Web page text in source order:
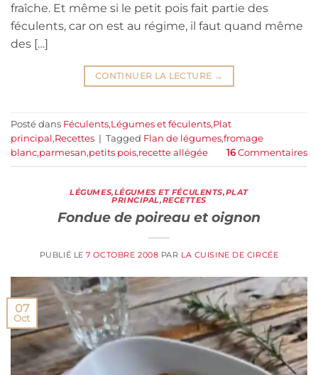
fraîche. Et même si le petit pois fait partie des
féculents, car on est au régime, il faut quand même
des […]
CONTINUER LA LECTURE →
Posté dans Féculents,Légumes et féculents,Plat
principal,Recettes | Tagged Flan de légumes,fromage
blanc,parmesan,petits pois,recette allégée 16 Commentaires
LÉGUMES,LÉGUMES ET FÉCULENTS,PLAT
PRINCIPAL,RECETTES
Fondue de poireau et oignon
PUBLIÉ LE7 OCTOBRE 2008 PAR LA CUISINE DE CIRCÉE
07
Oct